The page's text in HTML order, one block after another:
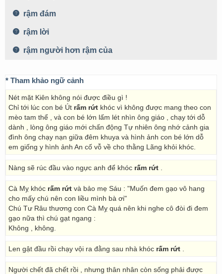
rậm đám
rậm lời
rậm người hơn rậm của
* Tham khảo ngữ cảnh
Nét mặt Kiên không nói được điều gì !
Chỉ tới lúc con bé Út rấm rứt khóc vì không được mang theo con
mèo tam thể , và con bé lớn lấm lét nhìn ông giáo , chạy tới dỗ
dành , lòng ông giáo mới chấn động Tự nhiên ông nhớ cảnh gia
đình ông chạy nạn giữa đêm khuya và hình ảnh con bé lớn dỗ
em giống y hình ảnh An cố vỗ về cho thằng Lãng khỏi khóc.
Nàng sẽ rúc đầu vào ngực anh để khóc rấm rứt
Cà Mỵ khóc rấm rứt và bảo mẹ Sáu : "Muốn đem gạo vô hang
cho mấy chú nên con liều mình bà ơi"
Chú Tư Râu thương con Cà Mỵ quá nên khi nghe cô đòi đi đem
gạo nữa thì chú gạt ngang :
Không , không.
Len gật đầu rồi chạy vội ra đằng sau nhà khóc rấm rứt
Người chết đã chết rồi , nhưng thân nhân còn sống phải được